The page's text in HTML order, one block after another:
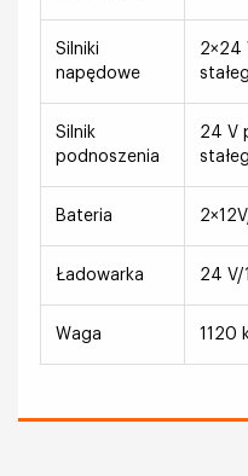
Silniki
napędowe
2×24
Silnik
podnoszenia
24 V
Bateria
Ładowarka 24 V/
Waga 1120